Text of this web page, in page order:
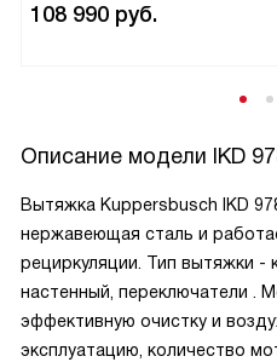
108 990 руб.
Описание модели IKD
Вытяжка Kuppersbusch IKD
нержавеющая сталь и
рециркуляции. Тип вытяжки -
настенный, переключатели .
эффективную очистку и
эксплуатацию, количество